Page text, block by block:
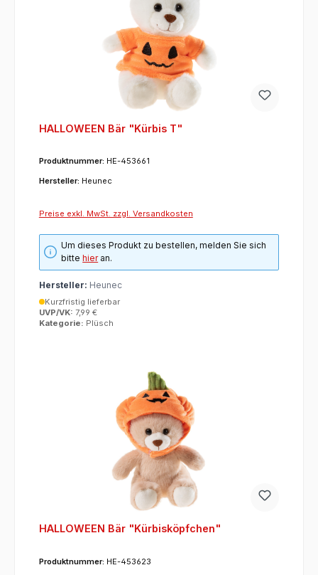
HALLOWEEN Bär "Kürbis T"
Produktnummer: HE-453661
Hersteller: Heunec
Preise exkl. MwSt. zzgl. Versandkosten
Um dieses Produkt zu bestellen, melden Sie sich
bittehieran.
Hersteller: Heunec
Kurzfristig lieferbar
UVP/VK: 7,99 €
Kategorie: Plüsch
HALLOWEEN Bär "Kürbisköpfchen"
Produktnummer: HE-453623